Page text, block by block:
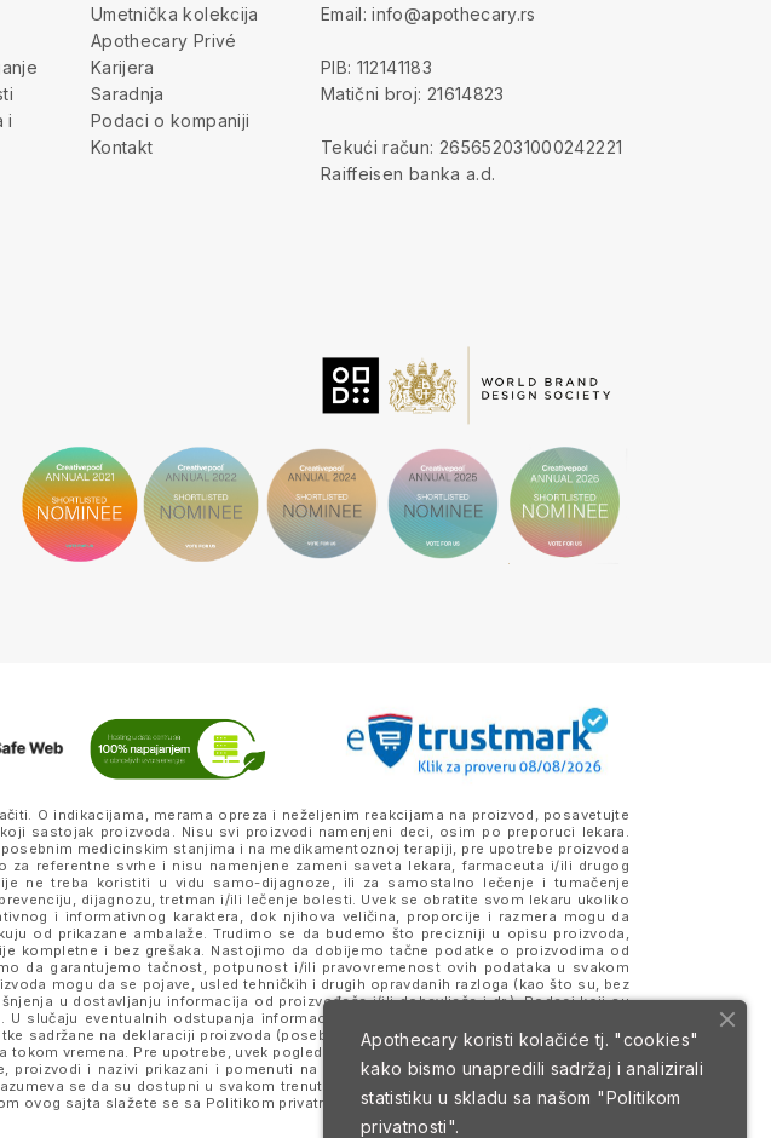
i
Umetnička kolekcija
Apothecary Privé
Karijera
Saradnja
Podaci o kompaniji
Kontakt
Email: info@apothecary.rs
PIB: 112141183
Matični broj: 21614823
Tekući račun: 265652031000242221
Raiffeisen banka a.d.
O indikacijama, merama opreza i neželjenim reakcijama na proizvod, posavetujte
sastojak proizvoda. Nisu svi proizvodi namenjeni deci, osim po preporuci lekara.
medicinskim stanjima i na medikamentoznoj terapiji, pre upotrebe proizvoda
referentne svrhe i nisu namenjene zameni saveta lekara, farmaceuta i/ili drugog
ne treba koristiti u vidu samo-dijagnoze, ili za samostalno lečenje i tumačenje
dijagnozu, tretman i/ili lečenje bolesti. Uvek se obratite svom lekaru ukoliko
i informativnog karaktera, dok njihova veličina, proporcije i razmera mogu da
od prikazane ambalaže. Trudimo se da budemo što precizniji u opisu proizvoda,
kompletne i bez grešaka. Nastojimo da dobijemo tačne podatke o proizvodima od
da garantujemo tačnost, potpunost i/ili pravovremenost ovih podataka u svakom
mogu da se pojave, usled tehničkih i drugih opravdanih razloga (kao što su, bez
u dostavljanju informacija od proizvođača i/ili dobavljača i dr.). Podaci koji su
slučaju eventualnih odstupanja informacija, merodavne su one koje se nalaze na
sadržane na deklaraciji proizvoda (posebno na eventualno prisustvo alergena) i da
vremena. Pre upotrebe, uvek pogledajte deklaraciju i pakovanje proizvoda koje
i nazivi prikazani i pomenuti na sajtu mogu da budu ili jesu zaštitni znaci
se da su dostupni u svakom trenutku. Sve cene su izražene u dinarima (RSD)
ovog sajta slažete se sa Politikom privatnosti iUslovima korišćenja i prodaje.
Apothecary koristi kolačiće tj. "cookies"
kako bismo unapredili sadržaj i analizirali
statistiku u skladu sa našom "Politikom
privatnosti".